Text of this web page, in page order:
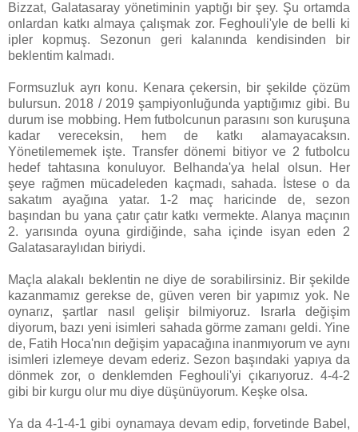
Bizzat, Galatasaray yönetiminin yaptığı bir şey. Şu ortamda
onlardan katkı almaya çalışmak zor. Feghouli'yle de belli ki
ipler kopmuş. Sezonun geri kalanında kendisinden bir
beklentim kalmadı.
Formsuzluk ayrı konu. Kenara çekersin, bir şekilde çözüm
bulursun. 2018 / 2019 şampiyonluğunda yaptığımız gibi. Bu
durum ise mobbing. Hem futbolcunun parasını son kuruşuna
kadar vereceksin, hem de katkı alamayacaksın.
Yönetilememek işte. Transfer dönemi bitiyor ve 2 futbolcu
hedef tahtasına konuluyor. Belhanda'ya helal olsun. Her
şeye rağmen mücadeleden kaçmadı, sahada. İstese o da
sakatım ayağına yatar. 1-2 maç haricinde de, sezon
başından bu yana çatır çatır katkı vermekte. Alanya maçının
2. yarısında oyuna girdiğinde, saha içinde isyan eden 2
Galatasaraylıdan biriydi.
Maçla alakalı beklentin ne diye de sorabilirsiniz. Bir şekilde
kazanmamız gerekse de, güven veren bir yapımız yok. Ne
oynarız, şartlar nasıl gelişir bilmiyoruz. Israrla değişim
diyorum, bazı yeni isimleri sahada görme zamanı geldi. Yine
de, Fatih Hoca'nın değişim yapacağına inanmıyorum ve aynı
isimleri izlemeye devam ederiz. Sezon başındaki yapıya da
dönmek zor, o denklemden Feghouli'yi çıkarıyoruz. 4-4-2
gibi bir kurgu olur mu diye düşünüyorum. Keşke olsa.
Ya da 4-1-4-1 gibi oynamaya devam edip, forvetinde Babel,